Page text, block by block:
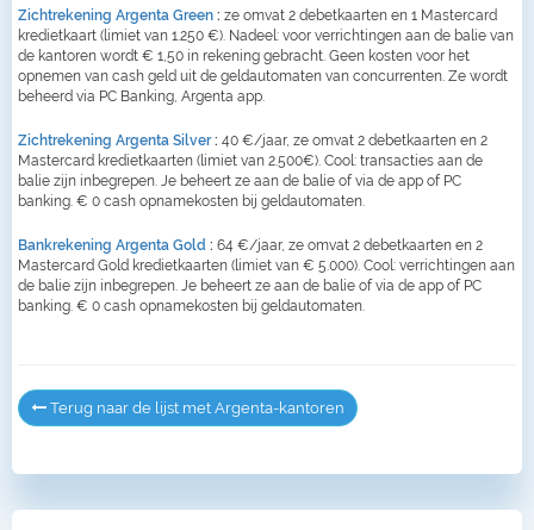
Zichtrekening Argenta Green : ze omvat 2 debetkaarten en 1 Mastercard
kredietkaart (limiet van 1.250 €). Nadeel: voor verrichtingen aan de balie van
de kantoren wordt € 1,50 in rekening gebracht. Geen kosten voor het
opnemen van cash geld uit de geldautomaten van concurrenten. Ze wordt
beheerd via PC Banking, Argenta app.
Zichtrekening Argenta Silver: 40 €/jaar, ze omvat 2 debetkaarten en 2
Mastercard kredietkaarten (limiet van 2.500€). Cool: transacties aan de
balie zijn inbegrepen. Je beheert ze aan de balie of via de app of PC
banking. € 0 cash opnamekosten bij geldautomaten.
Bankrekening Argenta Gold : 64 €/jaar, ze omvat 2 debetkaarten en 2
Mastercard Gold kredietkaarten (limiet van € 5.000). Cool: verrichtingen aan
de balie zijn inbegrepen. Je beheert ze aan de balie of via de app of PC
banking. € 0 cash opnamekosten bij geldautomaten.
Terug naar de lijst met Argenta-kantoren